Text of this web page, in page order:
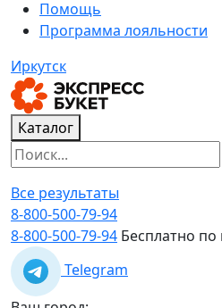
Помощь
Программа лояльности
Иркутск
Каталог
Все результаты
8-800-500-79-94
8-800-500-79-94 Бесплатно по
Telegram